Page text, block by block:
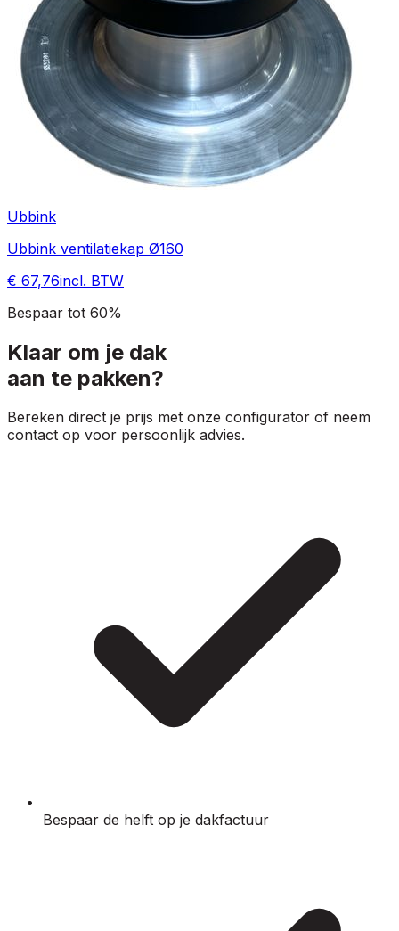
Ubbink
Ubbink ventilatiekap Ø160
€ 67,76incl. BTW
Bespaar tot 60%
Klaar om je dak
aan te pakken?
Bereken direct je prijs met onze configurator of neem
contact op voor persoonlijk advies.
Bespaar de helft op je dakfactuur